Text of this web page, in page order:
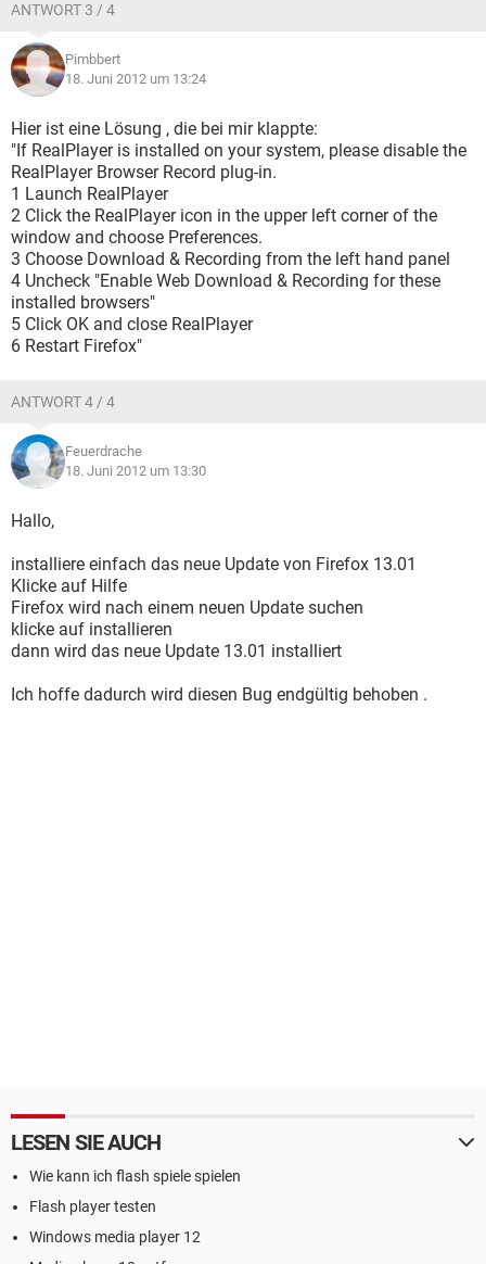
ANTWORT 3 / 4
Pimbbert
18. Juni 2012 um 13:24
Hier ist eine Lösung , die bei mir klappte:
"If RealPlayer is installed on your system, please disable the
RealPlayer Browser Record plug-in.
1 Launch RealPlayer
2 Click the RealPlayer icon in the upper left corner of the
window and choose Preferences.
3 Choose Download & Recording from the left hand panel
4 Uncheck "Enable Web Download & Recording for these
installed browsers"
5 Click OK and close RealPlayer
6 Restart Firefox"
ANTWORT 4 / 4
Feuerdrache
18. Juni 2012 um 13:30
Hallo,
installiere einfach das neue Update von Firefox 13.01
Klicke auf Hilfe
Firefox wird nach einem neuen Update suchen
klicke auf installieren
dann wird das neue Update 13.01 installiert
Ich hoffe dadurch wird diesen Bug endgültig behoben .
LESEN SIE AUCH
Wie kann ich flash spiele spielen
Flash player testen
Windows media player 12